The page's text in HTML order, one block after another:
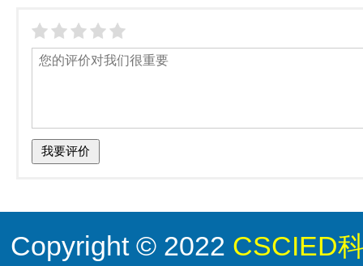
Copyright © 2022 CSCIED